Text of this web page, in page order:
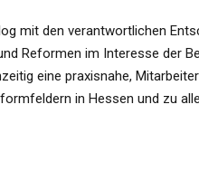
mit den verantwortlichen
Reformen im Interesse der
eine praxisnahe,
in Hessen und zu